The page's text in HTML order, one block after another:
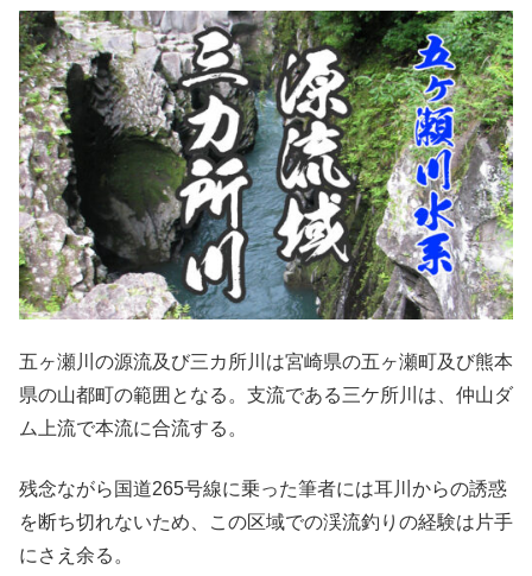
五ヶ瀬川の源流及び三カ所川は宮崎県の五ヶ瀬町及び熊本
県の山都町の範囲となる。支流である三ケ所川は、仲山ダ
ム上流で本流に合流する。
残念ながら国道265号線に乗った筆者には耳川からの誘惑
を断ち切れないため、この区域での渓流釣りの経験は片手
にさえ余る。